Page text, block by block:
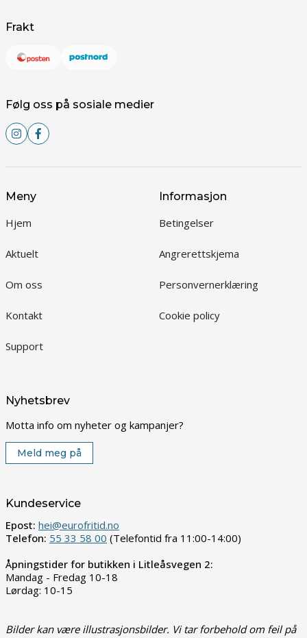
Frakt
Følg oss på sosiale medier
Meny
Hjem
Aktuelt
Om oss
Kontakt
Support
Informasjon
Betingelser
Angrerettskjema
Personvernerklæring
Cookie policy
Nyhetsbrev
Motta info om nyheter og kampanjer?
Meld meg på
Kundeservice
Epost: hei@eurofritid.no
Telefon: 55 33 58 00 (Telefontid fra 11:00-14:00)
Åpningstider for butikken i Litleåsvegen 2:
Mandag - Fredag 10-18
Lørdag: 10-15
Bilder kan være illustrasjonsbilder. Vi tar forbehold om feil på